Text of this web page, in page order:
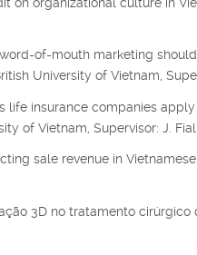
of-mouth marketing
University of Vietnam,
life insurance companies
of Vietnam, Supervisor: J.
sale revenue in
3D no tratamento